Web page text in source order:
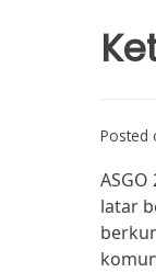
Posted
latar